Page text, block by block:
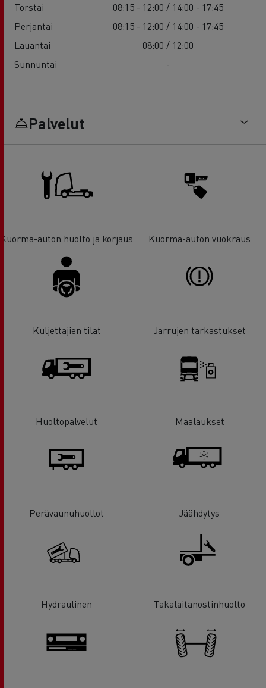
Torstai
08:15 - 12:00 / 14:00 - 17:45
Perjantai
08:15 - 12:00 / 14:00 - 17:45
Lauantai
08:00 / 12:00
Sunnuntai
-
Palvelut
Kuorma-auton huolto ja korjaus Kuorma-auton vuokraus
Kuljettajien tilat Jarrujen tarkastukset
Huoltopalvelut Maalaukset
Perävaunuhuollot Jäähdytys
Hydraulinen Takalaitanostinhuolto